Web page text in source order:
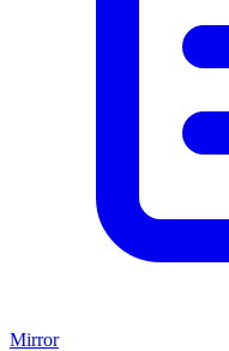
Mirror